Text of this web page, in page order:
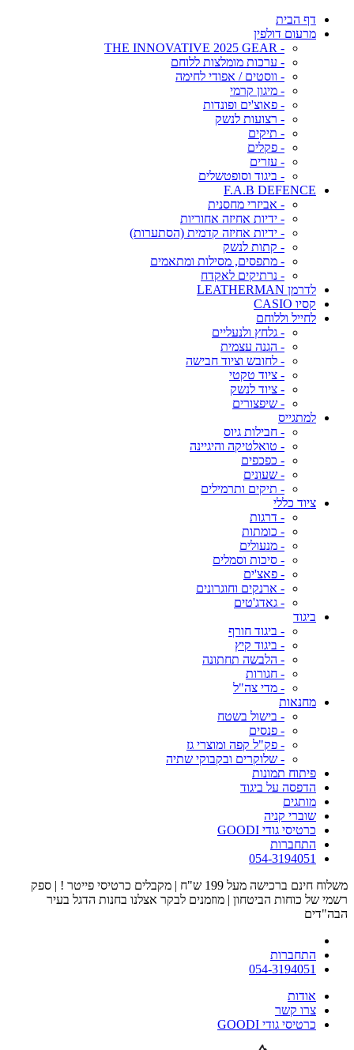
דף הבית
מרעום דולפין
- THE INNOVATIVE 2025 GEAR
- ערכות מומלצות ללוחם
- ווסטים / אפודי לחימה
- מיגון קרמי
- פאוצ'ים ופונדות
- רצועות לנשק
- תיקים
- פקלים
- עזרים
- ביגוד וסופטשלים
F.A.B DEFENCE
- אביזרי מחסנית
- ידיות אחיזה אחוריות
- ידיות אחיזה קדמית (הסתערות)
- קתות לנשק
- מתפסים, מסילות ומתאמים
- נרתיקים לאקדח
לדרמן LEATHERMAN
קסיו CASIO
לחייל וללוחם
- גלחץ ולנעליים
- הגנה עצמית
- לחובש וציוד חבישה
- ציוד טקטי
- ציוד לנשק
- שיפצורים
למתגייס
- חבילות גיוס
- טואלטיקה והיגיינה
- כפכפים
- שעונים
- תיקים ותרמילים
ציוד כללי
- דרגות
- כומתות
- מנעולים
- סיכות וסמלים
- פאצ'ים
- ארנקים וחוגרונים
- גאדג'טים
ביגוד
- ביגוד חורף
- ביגוד קיץ
- הלבשה תחתונה
- חגורות
- מדי צה"ל
מחנאות
- בישול בשטח
- פנסים
- פק"ל קפה ומוצרי גז
- שלוקרים ובקבוקי שתיה
פיתוח תמונות
הדפסה על ביגוד
מותגים
שוברי קניה
כרטיסי גודי GOODI
התחברות
054-3194051
משלוח חינם ברכישה מעל 199 ש"ח | מקבלים כרטיסי פייטר ! | ספק
רשמי של כוחות הביטחון | מוזמנים לבקר אצלנו בחנות הדגל בעיר
הבה"דים
התחברות
054-3194051
אודות
צרו קשר
כרטיסי גודי GOODI